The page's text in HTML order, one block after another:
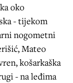
oko
- tijekom
nogometni
Mateo
košarkaška
- na leđima